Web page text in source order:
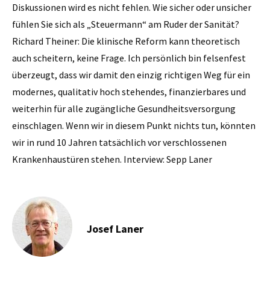
Diskussionen wird es nicht fehlen. Wie sicher oder unsicher
fühlen Sie sich als „Steuermann“ am Ruder der Sanität?
Richard Theiner: Die klinische Reform kann theoretisch
auch scheitern, keine Frage. Ich persönlich bin felsenfest
überzeugt, dass wir damit den einzig richtigen Weg für ein
modernes, qualitativ hoch ­stehendes, finanzierbares und
weiterhin für alle zugängliche Gesundheitsversorgung
einschlagen. Wenn wir in diesem Punkt nichts tun, könnten
wir in rund 10 Jahren tatsächlich vor verschlossenen
Krankenhaustüren stehen. Interview: Sepp Laner
Josef Laner